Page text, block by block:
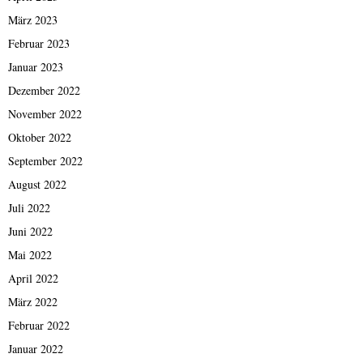
März 2023
Februar 2023
Januar 2023
Dezember 2022
November 2022
Oktober 2022
September 2022
August 2022
Juli 2022
Juni 2022
Mai 2022
April 2022
März 2022
Februar 2022
Januar 2022